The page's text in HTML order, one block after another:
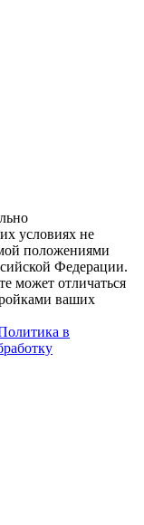
условиях не
положениями
Федерации.
может отличаться
ваших
в